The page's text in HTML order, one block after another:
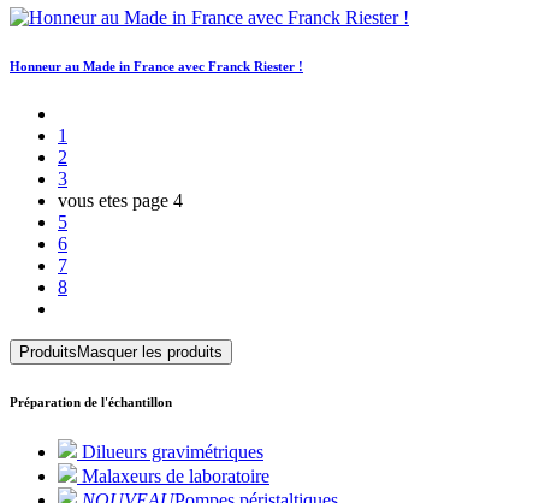
Honneur au Made in France avec Franck Riester !
1
2
3
vous etes page 4
5
6
7
8
Produits Masquer les produits
Préparation de l'échantillon
Dilueurs gravimétriques
Malaxeurs de laboratoire